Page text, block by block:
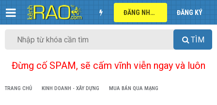
ĐĂNG NHẬP ĐĂNG KÝ
TÌM
Đừng cố SPAM, sẽ cấm vĩnh viễn ngay và luôn
TRANG CHỦ KINH DOANH - XÂY DỰNG MUA BÁN QUA MẠNG